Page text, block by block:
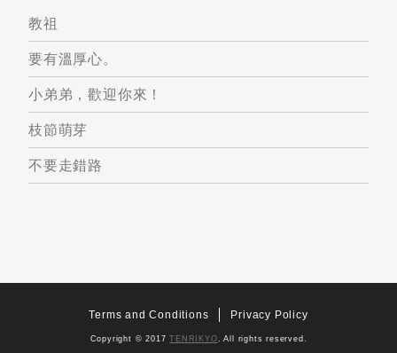
教祖
要有溫厚心。
小弟弟，歡迎你來！
枝節萌芽
不要走錯路
Terms and Conditions Privacy Policy
Copyright © 2017TENRIKYO. All rights reserved.